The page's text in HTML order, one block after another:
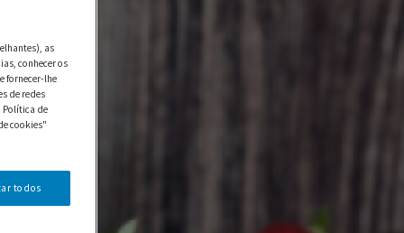
as
conhecer os
fornecer-lhe
de redes
Política de
cookies"
todos